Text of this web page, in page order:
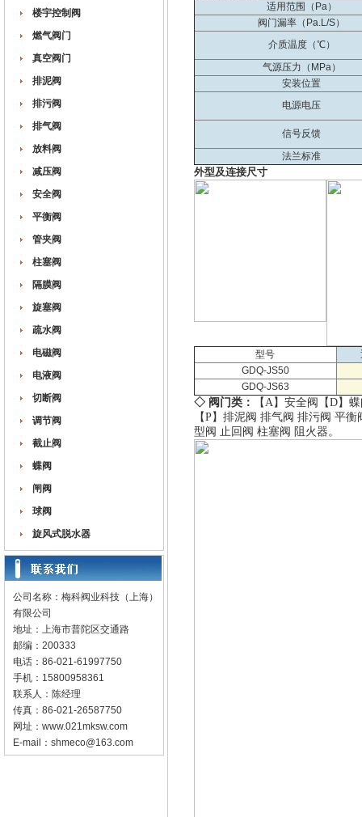
楼宇控制阀
燃气阀门
真空阀门
排泥阀
排污阀
排气阀
放料阀
减压阀
安全阀
平衡阀
管夹阀
柱塞阀
隔膜阀
旋塞阀
疏水阀
电磁阀
电液阀
切断阀
调节阀
截止阀
蝶阀
闸阀
球阀
旋风式脱水器
公司名称：梅科阀业科技（上海）
有限公司
地址：上海市普陀区交通路
邮编：200333
电话：86-021-61997750
手机：15800958361
联系人：陈经理
传真：86-021-26587750
网址： www.021mksw.com
E-mail： shmeco@163.com
适用范围（Pa）
阀门漏率（Pa.L/S）
介质温度（℃）
气源压力（MPa）
安装位置
电源电压
信号反馈
法兰标准
外型及连接尺寸
型号
GDQ-JS50
GDQ-JS63
◇ 阀门类： 【A】 安全阀 【D】
【P】 排泥阀 排气阀 排污阀 平衡
型阀 止回阀 柱塞阀 阻火器。